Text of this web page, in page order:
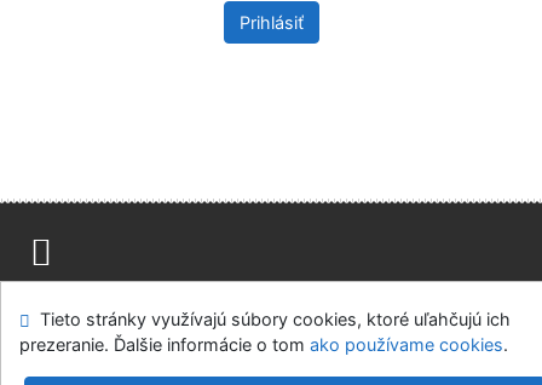
Prihlásiť
Modul OpenSearch
Napíšte nám Nastavenie cookies
Tieto stránky využívajú súbory cookies, ktoré uľahčujú ich
prezeranie. Ďalšie informácie o tom ako používame cookies.